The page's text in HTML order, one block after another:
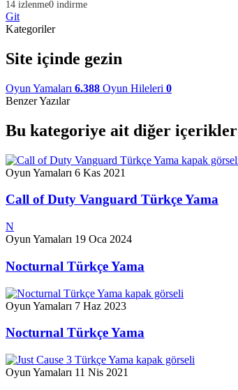
14 izlenme0 indirme
Git
Kategoriler
Site içinde gezin
Oyun Yamaları 6.388 Oyun Hileleri 0
Benzer Yazılar
Bu kategoriye ait diğer içerikler
Oyun Yamaları 6 Kas 2021
Call of Duty Vanguard Türkçe Yama
N
Oyun Yamaları 19 Oca 2024
Nocturnal Türkçe Yama
Oyun Yamaları 7 Haz 2023
Nocturnal Türkçe Yama
Oyun Yamaları 11 Nis 2021